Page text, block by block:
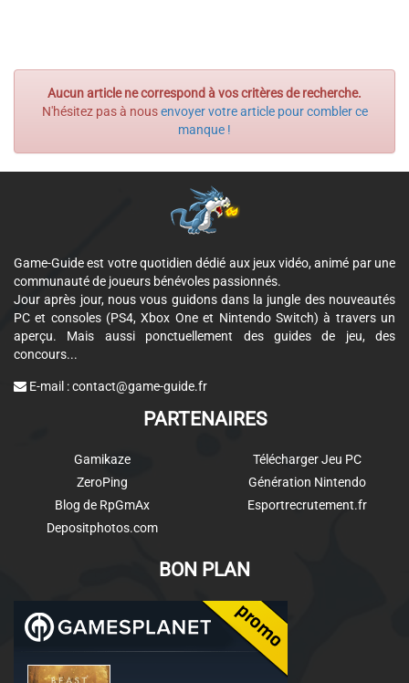
Aucun article ne correspond à vos critères de recherche.
N'hésitez pas à nousenvoyer votre article pour combler ce
manque !
Game-Guide est votre quotidien dédié aux jeux vidéo, animé par une
communauté de joueurs bénévoles passionnés.
Jour après jour, nous vous guidons dans la jungle des nouveautés
PC et consoles (PS4, Xbox One et Nintendo Switch) à travers un
aperçu. Mais aussi ponctuellement des guides de jeu, des
concours...
E-mail :contact@game-guide.fr
PARTENAIRES
Gamikaze
ZeroPing
Blog de RpGmAx
Depositphotos.com
Télécharger Jeu PC
Génération Nintendo
Esportrecrutement.fr
BON PLAN